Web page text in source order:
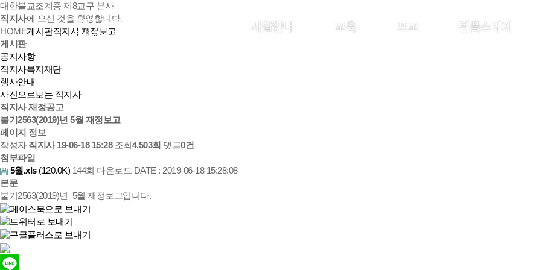
사찰안내 교육 포교 템플스테이
대한불교조계종 제8교구 본사
직지사에 오신 것을 환영합니다.
HOME게시판직지사 재정보고
게시판
공지사항
직지사복지재단
행사안내
사진으로보는 직지사
직지사 재정공고
불기2563(2019)년 5월 재정보고
페이지 정보
작성자 직지사 19-06-18 15:28조회 4,503회 댓글0건
첨부파일
5월.xls(120.0K) 144회 다운로드 DATE : 2019-06-18 15:28:08
본문
불기2563(2019)년 5월 재정보고입니다.